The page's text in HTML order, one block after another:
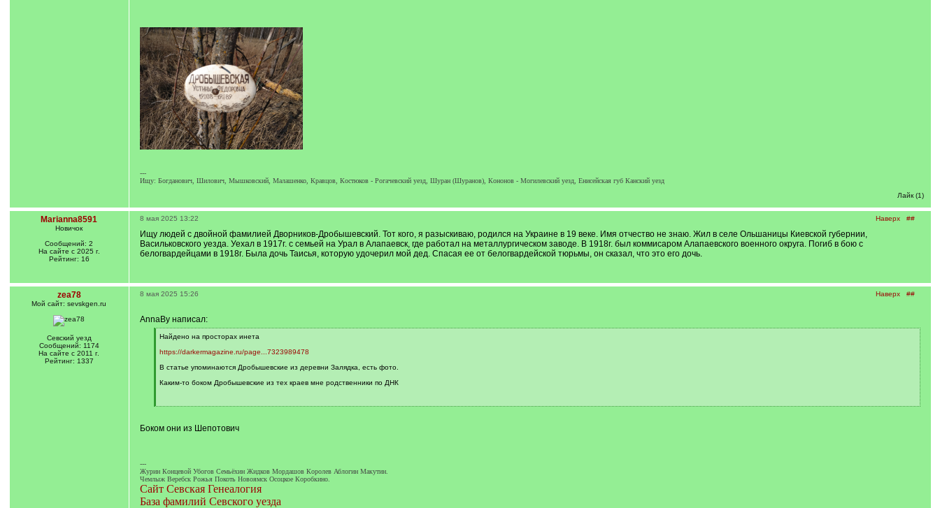
---
Ищу: Богданович, Шилович, Мышковский, Малашенко, Кравцов, Костюков - Рогачевский уезд, Шуран (Шуранов), Кононов - Могилевский уезд, Енисейская губ Канский уезд
Лайк (1)
Marianna8591
Новичок
Сообщений: 2
На сайте с 2025 г.
Рейтинг: 16
Наверх ##
8 мая 2025 13:22
Ищу людей с двойной фамилией Дворников-Дробышевский. Тот кого, я разыскиваю, родился на Украине в 19 веке. Имя отчество не знаю. Жил в селе Ольшаницы Киевской губернии,
Васильковского уезда. Уехал в 1917г. с семьей на Урал в Алапаевск, где работал на металлургическом заводе. В 1918г. был коммисаром Алапаевского военного округа. Погиб в бою с
белогвардейцами в 1918г. Была дочь Таисья, которую удочерил мой дед. Спасая ее от белогвардейской тюрьмы, он сказал, что это его дочь.
zea78
Мой сайт: sevskgen.ru
Севский уезд
Сообщений: 1174
На сайте с 2011 г.
Рейтинг: 1337
Наверх ##
8 мая 2025 15:26
AnnaBy написал:
[
]
Найдено на просторах инета
https://darkermagazine.ru/page...7323989478
В статье упоминаются Дробышевские из деревни Залядка, есть фото.
Каким-то боком Дробышевские из тех краев мне родственники по ДНК
[
]
Боком они из Шепотович
---
Журин Концевой Убогов Семьёхин Жидков Мордашов Королев Аблогин Макутин.
Чемлыж Веребск Рожья Покоть Новоямск Осоцкое Коробкино.
Сайт Севская Генеалогия
База фамилий Севского уезда